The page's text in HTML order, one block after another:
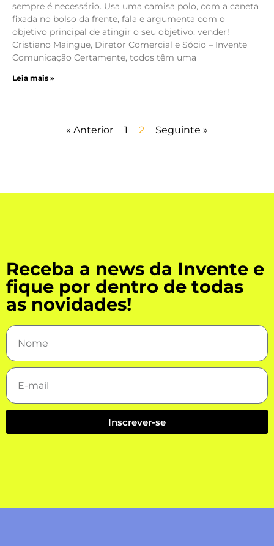
sempre é necessário. Usa uma camisa polo, com a caneta
fixada no bolso da frente, fala e argumenta com o
objetivo principal de atingir o seu objetivo: vender!
Cristiano Maingue, Diretor Comercial e Sócio – Invente
Comunicação Certamente, todos têm uma
Leia mais »
« Anterior 1 2 Seguinte »
Receba a news da Invente e
fique por dentro de todas
as novidades!
Inscrever-se